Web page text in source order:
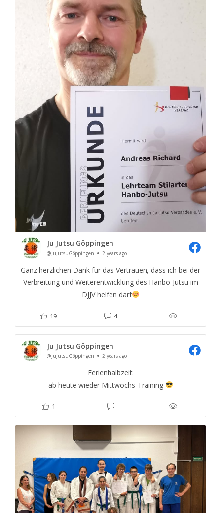
Ju Jutsu Göppingen
@JuJutsuGöppingen 2 years ago
Ganz herzlichen Dank für das Vertrauen, dass ich bei der
Verbreitung und Weiterentwicklung des Hanbo-Jutsu im
DJJV helfen darf
19 4
Ju Jutsu Göppingen
@JuJutsuGöppingen 2 years ago
Ferienhalbzeit:
ab heute wieder Mittwochs-Training
1